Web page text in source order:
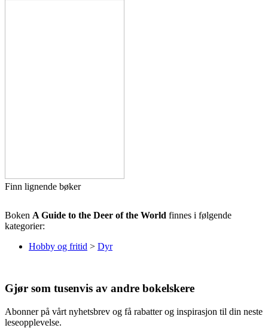
Finn lignende bøker
Boken A Guide to the Deer of the World finnes i følgende
kategorier:
Hobby og fritid > Dyr
Gjør som tusenvis av andre bokelskere
Abonner på vårt nyhetsbrev og få rabatter og inspirasjon til din neste
leseopplevelse.